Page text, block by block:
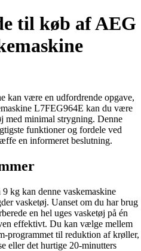
til køb af AEG
kan være en udfordrende opgave,
L7FEG964E kan du være
med minimal strygning. Denne
funktioner og fordele ved
en informeret beslutning.
kg kan denne vaskemaskine
vasketøj. Uanset om du har brug
en hel uges vasketøj på én
effektivt. Du kan vælge mellem
programmet til reduktion af krøller,
eller det hurtige 20-minutters